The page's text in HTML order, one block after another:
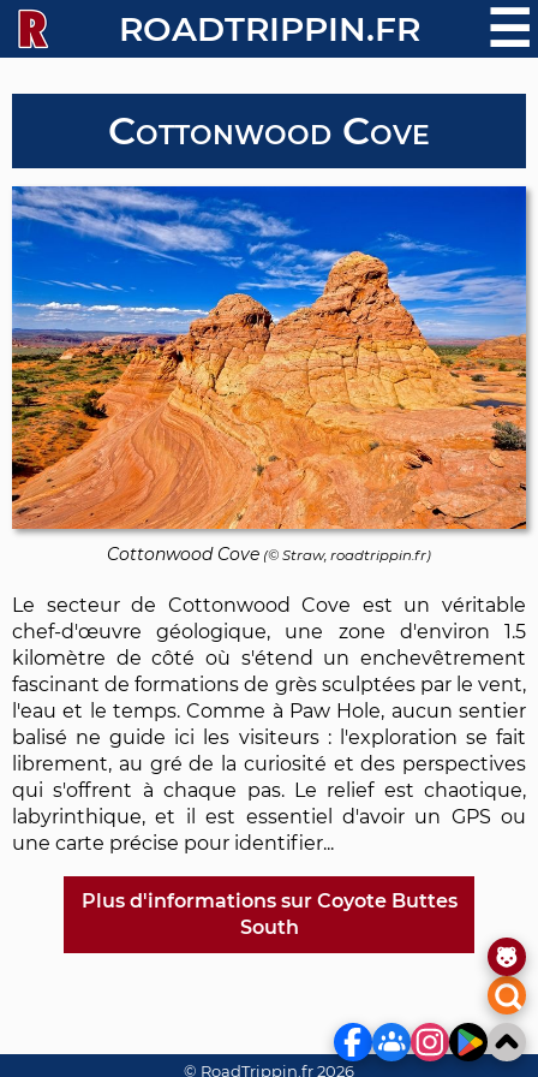
ROADTRIPPIN.FR ☰
Cottonwood Cove
Cottonwood Cove (© Straw, roadtrippin.fr)
Le secteur de Cottonwood Cove est un véritable
chef-d'œuvre géologique, une zone d'environ 1.5
kilomètre de côté où s'étend un enchevêtrement
fascinant de formations de grès sculptées par le vent,
l'eau et le temps. Comme à Paw Hole, aucun sentier
balisé ne guide ici les visiteurs : l'exploration se fait
librement, au gré de la curiosité et des perspectives
qui s'offrent à chaque pas. Le relief est chaotique,
labyrinthique, et il est essentiel d'avoir un GPS ou
une carte précise pour identifier...
Plus d'informations sur Coyote Buttes
South
© RoadTrippin.fr 2026